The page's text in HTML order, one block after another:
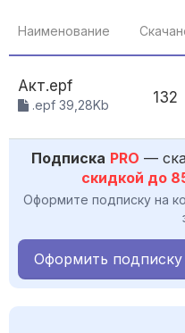
Наименование
Акт.epf
.epf 39,28Kb 132
Подписка PRO —
скидкой до
Оформите подписку на
Оформить подписку